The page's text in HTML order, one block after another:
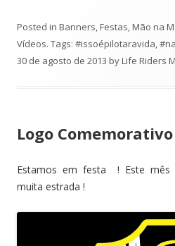
Posted in Banners,Festas,Mão na
Vídeos. Tags: #issoépilotaravida,
30 de agosto de 2013 byLife Riders
Logo
Estamos em festa ! Este mês
muita estrada !